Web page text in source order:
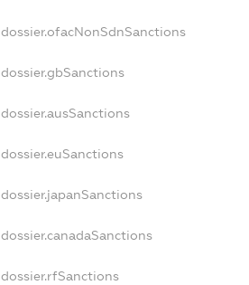
dossier.ofacNonSdnSanctions
dossier.gbSanctions
dossier.ausSanctions
dossier.euSanctions
dossier.japanSanctions
dossier.canadaSanctions
dossier.rfSanctions